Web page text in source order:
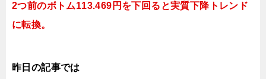
2つ前のボトム113.469円を下回ると実質下降トレンド
に転換。
昨日の記事では